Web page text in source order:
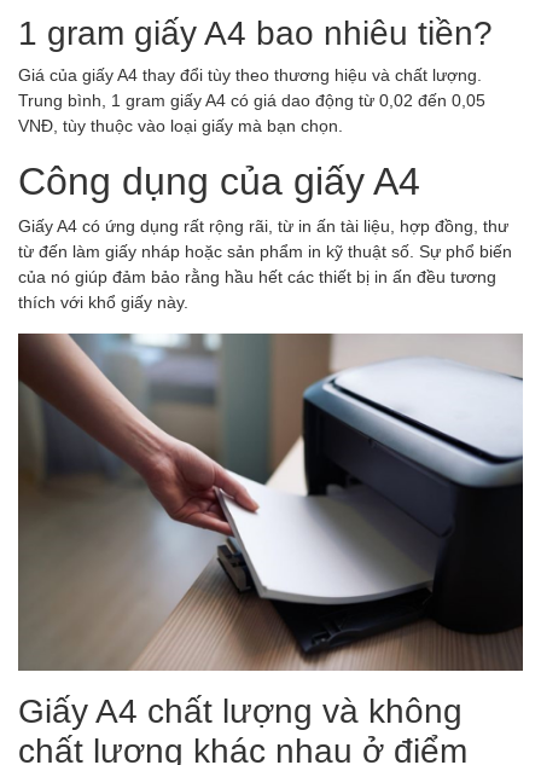
1 gram giấy A4 bao nhiêu tiền?
Giá của giấy A4 thay đổi tùy theo thương hiệu và chất lượng.
Trung bình, 1 gram giấy A4 có giá dao động từ 0,02 đến 0,05
VNĐ, tùy thuộc vào loại giấy mà bạn chọn.
Công dụng của giấy A4
Giấy A4 có ứng dụng rất rộng rãi, từ in ấn tài liệu, hợp đồng, thư
từ đến làm giấy nháp hoặc sản phẩm in kỹ thuật số. Sự phổ biến
của nó giúp đảm bảo rằng hầu hết các thiết bị in ấn đều tương
thích với khổ giấy này.
Giấy A4 chất lượng và không
chất lượng khác nhau ở điểm